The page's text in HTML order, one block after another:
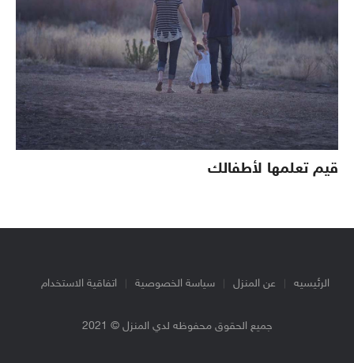
قيم تعلمها لأطفالك
الرئيسيه عن المنزل سياسة الخصوصية اتفاقية الاستخدام
جميع الحقوق محفوظه لدي المنزل © 2021